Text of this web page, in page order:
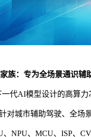
族：专为全场景通识辅
一代AI模型设计的高算力
对城市辅助驾驶、全场
、NPU、MCU、ISP、